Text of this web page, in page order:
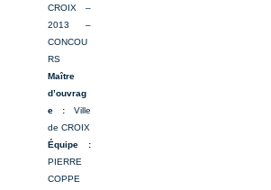
CROIX –
2013 –
CONCOU
RS
Maître
d’ouvrag
e : Ville
de CROIX
Équipe :
PIERRE
COPPE